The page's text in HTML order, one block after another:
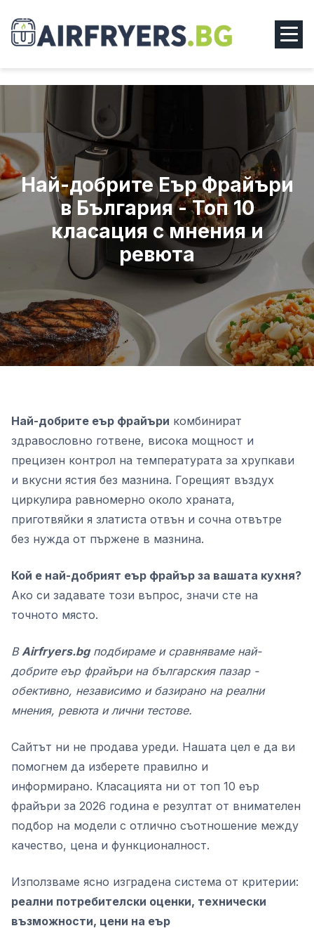
Рецепти
Контакти
Блог
Най-добрите Еър Фрайъри
в България - Топ 10
класация с мнения и
ревюта
Най-добрите еър фрайъри комбинират
здравословно готвене, висока мощност и
прецизен контрол на температурата за хрупкави
и вкусни ястия без мазнина. Горещият въздух
циркулира равномерно около храната,
приготвяйки я златиста отвън и сочна отвътре
без нужда от пържене в мазнина.
Кой е най-добрият еър фрайър за вашата кухня?
Ако си задавате този въпрос, значи сте на
точното място.
ВAirfryers.bgподбираме и сравняваме най-
добрите еър фрайъри на българския пазар -
обективно, независимо и базирано на реални
мнения, ревюта и лични тестове.
Сайтът ни не продава уреди. Нашата цел е да ви
помогнем да изберете правилно и
информирано. Класацията ни от топ 10 еър
фрайъри за 2026 година е резултат от внимателен
подбор на модели с отлично съотношение между
качество, цена и функционалност.
Използваме ясно изградена система от критерии:
реални потребителски оценки, технически
възможности, цени на еър